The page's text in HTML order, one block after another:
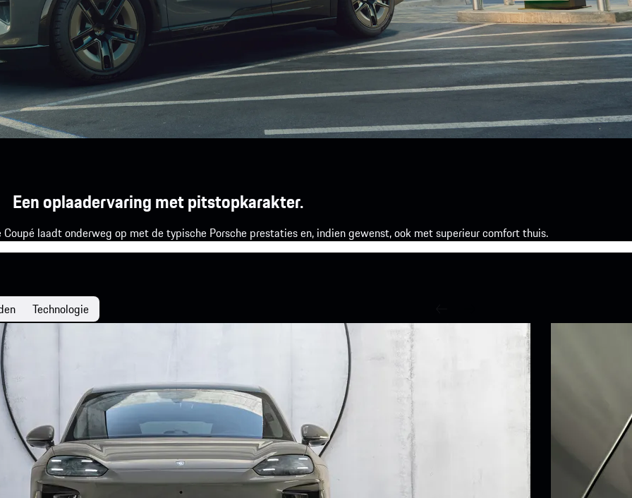
Een oplaadervaring met pitstopkarakter.
laadt onderweg op met de typische Porsche prestaties en, indien gewenst, ook met superieur comfort thuis.
Technologie